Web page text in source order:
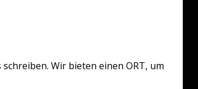
Wir bieten einen ORT, um